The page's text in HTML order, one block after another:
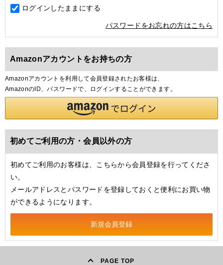
ログインしたままにする
パスワードをお忘れの方はこちら
Amazonアカウントをお持ちの方
Amazonアカウントを利用して会員登録されたお客様は、
AmazonのID、パスワードで、ログインすることができます。
初めてご利用の方・会員以外の方
初めてご利用のお客様は、こちらから会員登録を行ってくださ
い。
メールアドレスとパスワードを登録しておくと便利にお買い物
ができるようになります。
PAGE TOP